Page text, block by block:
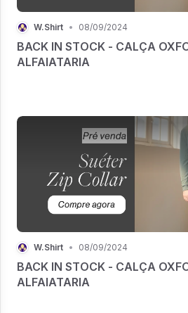
W.Shirt • 08/09/2024
BACK IN STOCK - CALÇA
ALFAIATARIA
W.Shirt • 08/09/2024
BACK IN STOCK - CALÇA
ALFAIATARIA